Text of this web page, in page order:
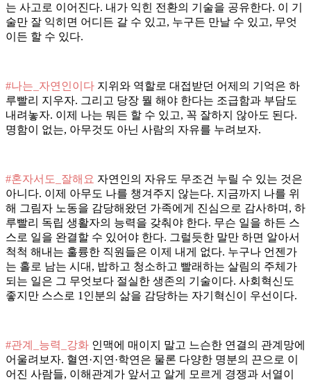
는 사고로 이어진다. 내가 익힌 전환의 기술을 공유한다. 이 기
술만 잘 익히면 어디든 갈 수 있고, 누구든 만날 수 있고, 무엇
이든 할 수 있다.
#나는_자연인이다 지위와 역할로 대접받던 어제의 기억은 하
루빨리 지우자. 그리고 당장 뭘 해야 한다는 조급함과 부담도
내려놓자. 이제 나는 뭐든 할 수 있고, 꼭 잘하지 않아도 된다.
명함이 없는, 아무것도 아닌 사람의 자유를 누려보자.
#혼자서도_잘해요 자연인의 자유도 무조건 누릴 수 있는 것은
아니다. 이제 아무도 나를 챙겨주지 않는다. 지금까지 나를 위
해 그림자 노동을 감당해왔던 가족에게 진심으로 감사하며, 하
루빨리 독립 생활자의 능력을 갖춰야 한다. 무슨 일을 하든 스
스로 일을 완결할 수 있어야 한다. 그럴듯한 말만 하면 알아서
척척 해내는 훌륭한 직원들은 이제 내게 없다. 누구나 언젠가
는 홀로 남는 시대, 밥하고 청소하고 빨래하는 살림의 주체가
되는 일은 그 무엇보다 절실한 생존의 기술이다. 사회혁신도
좋지만 스스로 1인분의 삶을 감당하는 자기혁신이 우선이다.
#관계_능력_강화 인맥에 매이지 말고 느슨한 연결의 관계망에
어울려보자. 혈연·지연·학연은 물론 다양한 명분의 끈으로 이
어진 사람들, 이해관계가 앞서고 알게 모르게 경쟁과 서열이